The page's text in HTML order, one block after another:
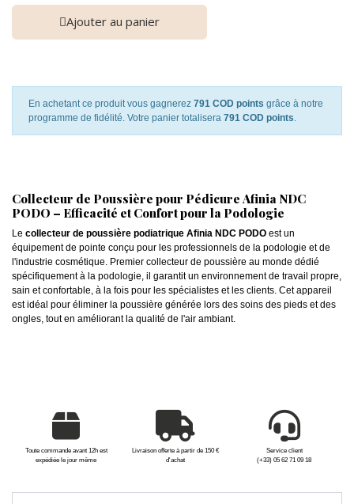
Ajouter au panier
En achetant ce produit vous gagnerez 791 COD points grâce à notre
programme de fidélité. Votre panier totalisera 791 COD points.
Collecteur de Poussière pour Pédicure Afinia NDC
PODO – Efficacité et Confort pour la Podologie
Le collecteur de poussière podiatrique Afinia NDC PODO est un
équipement de pointe conçu pour les professionnels de la podologie et de
l'industrie cosmétique. Premier collecteur de poussière au monde dédié
spécifiquement à la podologie, il garantit un environnement de travail propre,
sain et confortable, à la fois pour les spécialistes et les clients. Cet appareil
est idéal pour éliminer la poussière générée lors des soins des pieds et des
ongles, tout en améliorant la qualité de l'air ambiant.
Toute commande avant 12h est
expédiée le jour même
Livraison offerte à partir de 150 €
d'achat
Service client
(+33) 05 62 71 09 18